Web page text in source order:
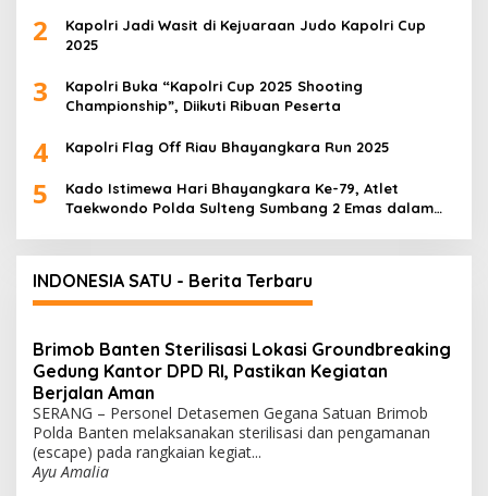
2
Kapolri Jadi Wasit di Kejuaraan Judo Kapolri Cup
2025
3
Kapolri Buka “Kapolri Cup 2025 Shooting
Championship”, Diikuti Ribuan Peserta
4 Kapolri Flag Off Riau Bhayangkara Run 2025
5
Kado Istimewa Hari Bhayangkara Ke-79, Atlet
Taekwondo Polda Sulteng Sumbang 2 Emas dalam
INDONESIA SATU - Berita Terbaru
Brimob Banten Sterilisasi Lokasi Groundbreaking
Gedung Kantor DPD RI, Pastikan Kegiatan
Berjalan Aman
SERANG – Personel Detasemen Gegana Satuan Brimob
Polda Banten melaksanakan sterilisasi dan pengamanan
(escape) pada rangkaian kegiat...
Ayu Amalia